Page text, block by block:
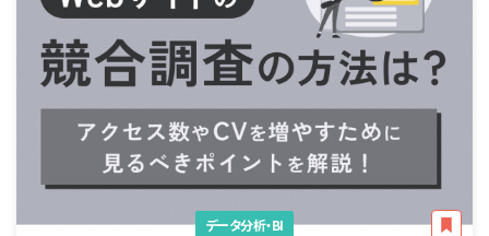
データ分析・BI